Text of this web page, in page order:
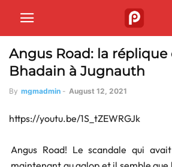
Angus Road: la réplique
Bhadain à Jugnauth
By mgmadmin - August 12, 2021
https://youtu.be/1S_tZEWRGJk
Angus Road! Le scandale qui